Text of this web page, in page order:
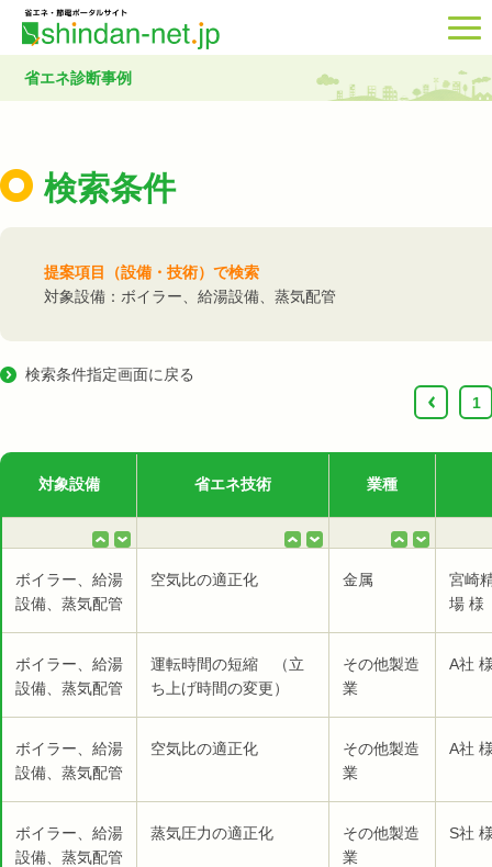
省エネ診断事例
検索条件
提案項目（設備・技術）で検索
対象設備：ボイラー、給湯設備、蒸気配管
検索条件指定画面に戻る
‹
1
対象設備 省エネ技術 業種
ボイラー、給湯
設備、蒸気配管
空気比の適正化 金属
宮崎
場 様
ボイラー、給湯
設備、蒸気配管
運転時間の短縮 （立
ち上げ時間の変更）
その他製造
業
A社
ボイラー、給湯
設備、蒸気配管
空気比の適正化
その他製造
業
A社
ボイラー、給湯
設備、蒸気配管
蒸気圧力の適正化
その他製造
業
S社